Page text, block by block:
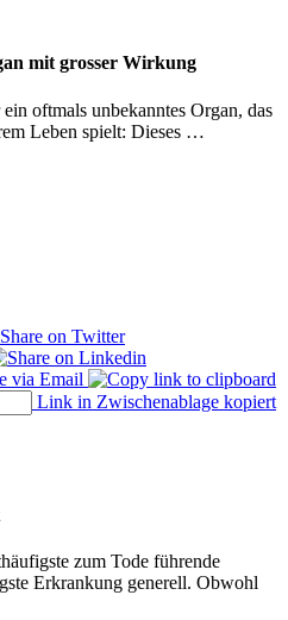
mit grosser Wirkung
oftmals unbekanntes Organ, das
Leben spielt: Dieses …
Link in Zwischenablage kopiert
zum Tode führende
Erkrankung generell. Obwohl